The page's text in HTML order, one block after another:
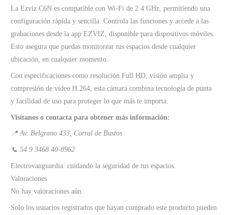
La Ezviz C6N es compatible con Wi-Fi de 2.4 GHz, permitiendo una
configuración rápida y sencilla. Controla las funciones y accede a las
grabaciones desde la app EZVIZ, disponible para dispositivos móviles.
Esto asegura que puedas monitorear tus espacios desde cualquier
ubicación, en cualquier momento.
Con especificaciones como resolución Full HD, visión amplia y
compresión de video H.264, esta cámara combina tecnología de punta
y facilidad de uso para proteger lo que más te importa.
Visítanos o contacta para obtener más información:
📍 Av. Belgrano 433, Corral de Bustos
📞 54 9 3468 40‑8962
Electrovanguardia: cuidando la seguridad de tus espacios.
Valoraciones
No hay valoraciones aún.
Solo los usuarios registrados que hayan comprado este producto pueden